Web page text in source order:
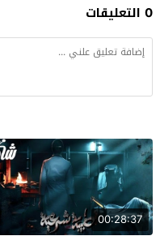
0 التعليقات
00:28:37